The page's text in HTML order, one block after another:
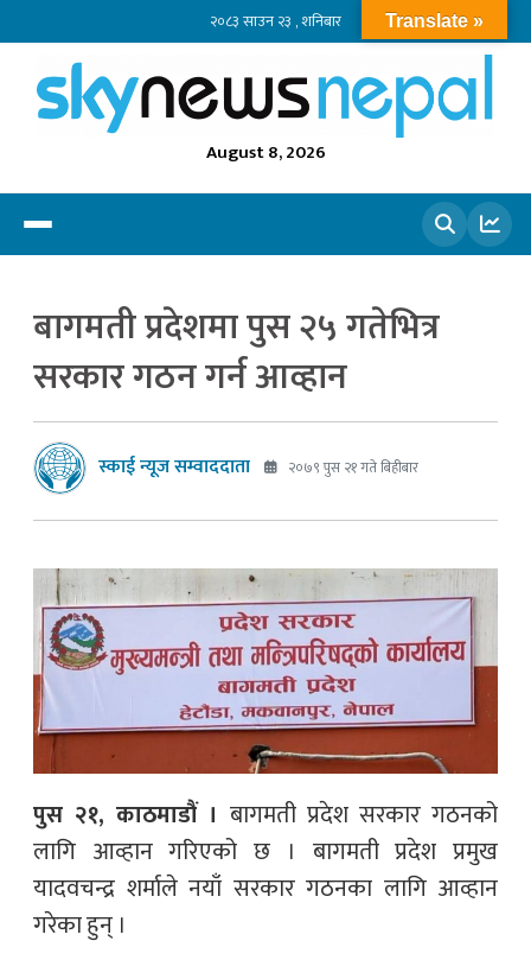
२०८३ साउन २३ , शनिबार
August 8, 2026
बागमती प्रदेशमा पुस २५ गतेभित्र
सरकार गठन गर्न आव्हान
स्काई न्यूज सम्वाददाता २०७९ पुस २१ गते बिहीबार
पुस २१, काठमाडौं । बागमती प्रदेश सरकार गठनको
लागि आव्हान गरिएको छ । बागमती प्रदेश प्रमुख
यादवचन्द्र शर्माले नयाँ सरकार गठनका लागि आव्हान
गरेका हुन् ।
Translate »